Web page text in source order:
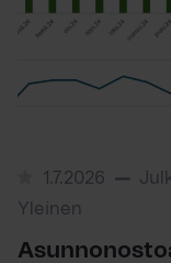
1.7.2026
Yleinen